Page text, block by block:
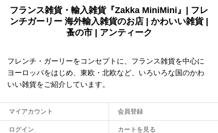
フランス雑貨・輸入雑貨『Zakka MiniMini』| フレ
ンチガーリー 海外輸入雑貨のお店 | かわいい雑貨 |
蚤の市 | アンティーク
フレンチ・ガーリーをコンセプトに、フランス雑貨を中心に
ヨーロッパをはじめ、東欧・北欧など、いろいろな国のかわ
いい雑貨をご紹介しています。
マイアカウント 会員登録
ログイン カートを見る